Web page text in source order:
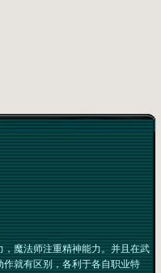
魔法师注重精神能力。并且在武
就有区别，各利于各自职业特